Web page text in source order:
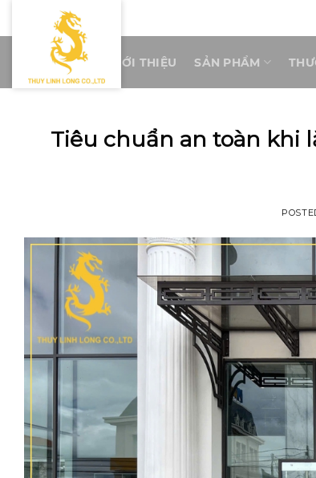
content
TRANG CHỦ GIỚI THIỆU SẢN PHẨM
Tiêu chuẩn an toàn khi